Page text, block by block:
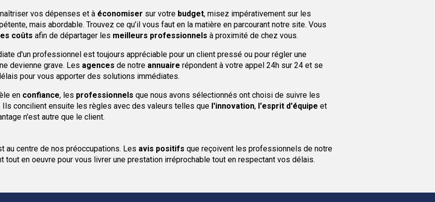
vos dépenses et à économiser sur votre budget, misez impérativement sur les
mais abordable. Trouvez ce qu’il vous faut en la matière en parcourant notre site. Vous
coûts afin de départager les meilleurs professionnels à proximité de chez vous.
d'un professionnel est toujours appréciable pour un client pressé ou pour régler une
devienne grave. Les agences de notre annuaire répondent à votre appel 24h sur 24 et se
pour vous apporter des solutions immédiates.
en confiance, les professionnels que nous avons sélectionnés ont choisi de suivre les
Ils concilient ensuite les règles avec des valeurs telles que l'innovation, l'esprit d'équipe et
n'est autre que le client.
au centre de nos préoccupations. Les avis positifs que reçoivent les professionnels de notre
tout en oeuvre pour vous livrer une prestation irréprochable tout en respectant vos délais.